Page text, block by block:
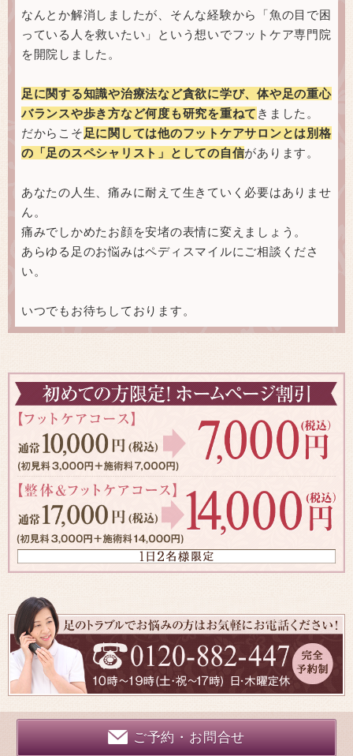
なんとか解消しましたが、そんな経験から「魚の目で困
っている人を救いたい」という想いでフットケア専門院
を開院しました。
足に関する知識や治療法など貪欲に学び、体や足の重心
バランスや歩き方など何度も研究を重ねて きました。
だからこそ 足に関しては他のフットケアサロンとは別格
の「足のスペシャリスト」としての自信があります。
あなたの人生、痛みに耐えて生きていく必要はありませ
ん。
痛みでしかめたお顔を安堵の表情に変えましょう。
あらゆる足のお悩みはペディスマイルにご相談くださ
い。
いつでもお待ちしております。
ご予約・お問合せ